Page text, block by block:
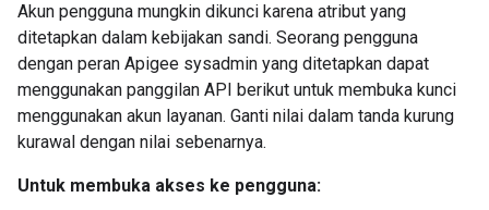
Akun pengguna mungkin dikunci karena atribut yang
ditetapkan dalam kebijakan sandi. Seorang pengguna
dengan peran Apigee sysadmin yang ditetapkan dapat
menggunakan panggilan API berikut untuk membuka kunci
menggunakan akun layanan. Ganti nilai dalam tanda kurung
kurawal dengan nilai sebenarnya.
Untuk membuka akses ke pengguna: